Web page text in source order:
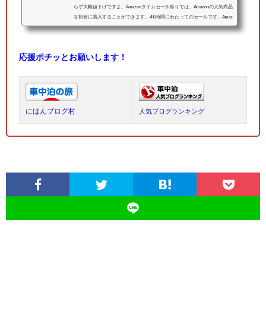
らず大幅値下げですよ。Amazonタイムセール祭りでは、Amazonの人気商品
を割安に購入することができます。48時間にわたってのセールです。Amaz
onタイムセール祭りAmazonタイムセール祭りはとってもお得なセールで、
特別価格で購入できるチャンスです。開催期間：2023年7月11日(火) 0:00
応援ポチッとお願いします！
にほんブログ村 人気ブログランキング